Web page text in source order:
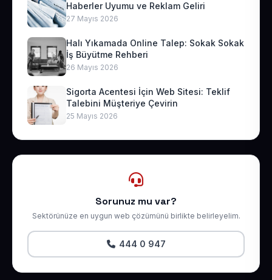
Haberler Uyumu ve Reklam Geliri
27 Mayıs 2026
Halı Yıkamada Online Talep: Sokak Sokak
İş Büyütme Rehberi
26 Mayıs 2026
Sigorta Acentesi İçin Web Sitesi: Teklif
Talebini Müşteriye Çevirin
25 Mayıs 2026
Sorunuz mu var?
Sektörünüze en uygun web çözümünü birlikte belirleyelim.
444 0 947